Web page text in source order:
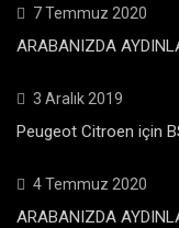
7 Temmuz 2020
ARABANIZDA
3 Aralık 2019
Peugeot Citroen için
4 Temmuz 2020
ARABANIZDA